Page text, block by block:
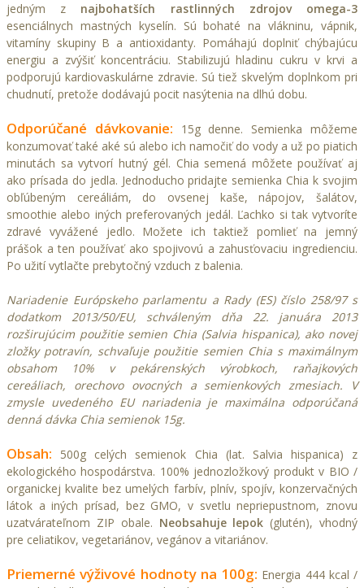
jedným z najbohatších
rastlinných zdrojov omega-3
esenciálnych mastných kyselín. Sú bohaté na vlákninu, vápnik,
vitamíny skupiny B a antioxidanty. Pomáhajú doplniť chýbajúcu
energiu a zvýšiť koncentráciu. Stabilizujú hladinu cukru v krvi a
podporujú kardiovaskulárne zdravie. Sú tiež skvelým doplnkom pri
chudnutí, pretože dodávajú pocit nasýtenia na dlhú dobu.
Odporúčané dávkovanie: 15g denne. Semienka môžeme
konzumovať také aké sú alebo ich namočiť do vody a už po piatich
minutách sa vytvorí hutný gél. Chia semená môžete používať aj
ako prísada do jedla. Jednoducho pridajte semienka Chia k svojim
obľúbeným cereáliám, do ovsenej kaše, nápojov, šalátov,
smoothie alebo iných preferovaných jedál. Ľachko si tak vytvoríte
zdravé vyvážené jedlo. Možete ich taktiež pomlieť na jemný
prášok a ten používať ako spojivovú a zahusťovaciu ingredienciu.
Po užití vytlačte prebytočný vzduch z balenia.
Nariadenie Európskeho parlamentu a Rady (ES) číslo 258/97 s
dodatkom 2013/50/EU, schváleným dňa 22. januára 2013
rozširujúcim použitie semien Chia (Salvia hispanica), ako novej
zložky potravín, schvaľuje použitie semien Chia s maximálnym
obsahom 10% v pekárenských výrobkoch, raňajkových
cereáliach, orechovo ovocných a semienkových zmesiach. V
zmysle uvedeného EU nariadenia je maximálna odporúčaná
denná dávka Chia semienok 15g.
Obsah: 500g celých semienok Chia (lat. Salvia hispanica) z
ekologického hospodárstva. 100% jednozložkový produkt v BIO /
organickej kvalite bez umelých farbív, plnív, spojív, konzervačných
látok a iných prísad, bez GMO, v svetlu nepriepustnom, znovu
uzatvárateľnom ZIP obale. Neobsahuje lepok (glutén), vhodný
pre celiatikov, vegetariánov, vegánov a vitariánov.
Priemerné výživové hodnoty na 100g: Energia 444 kcal /